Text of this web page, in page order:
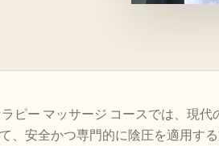
ピー マッサージ コースでは、現代
、安全かつ専門的に陰圧を適用す